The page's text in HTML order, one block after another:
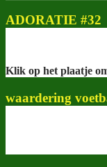
ADORATIE #32
Klik op het plaatje
waardering